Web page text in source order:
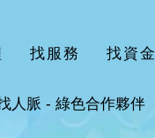
找服務 找資金
人脈 -綠色合作夥伴